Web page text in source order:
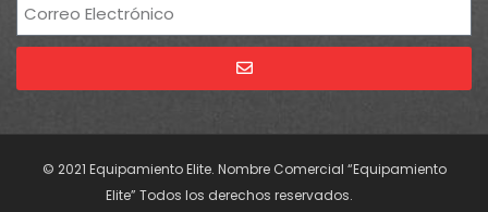
© 2021 Equipamiento Elite. Nombre Comercial “Equipamiento
Elite” Todos los derechos reservados.